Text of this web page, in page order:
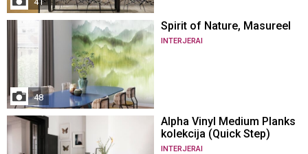
48
Spirit of Nature, Masureel
INTERJERAI
Alpha Vinyl Medium Planks
kolekcija (Quick Step)
INTERJERAI